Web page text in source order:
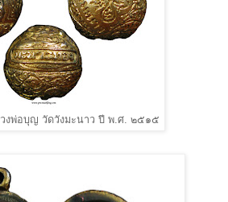
งพ่อบุญ วัดวังมะนาว ปี พ.ศ. ๒๕๑๕